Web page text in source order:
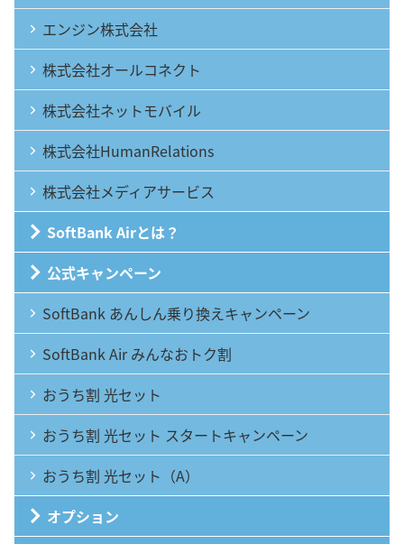
エンジン株式会社
株式会社オールコネクト
株式会社ネットモバイル
株式会社HumanRelations
株式会社メディアサービス
SoftBank Airとは？
公式キャンペーン
SoftBank あんしん乗り換えキャンペーン
SoftBank Air みんなおトク割
おうち割 光セット
おうち割 光セット スタートキャンペーン
おうち割 光セット（A）
オプション